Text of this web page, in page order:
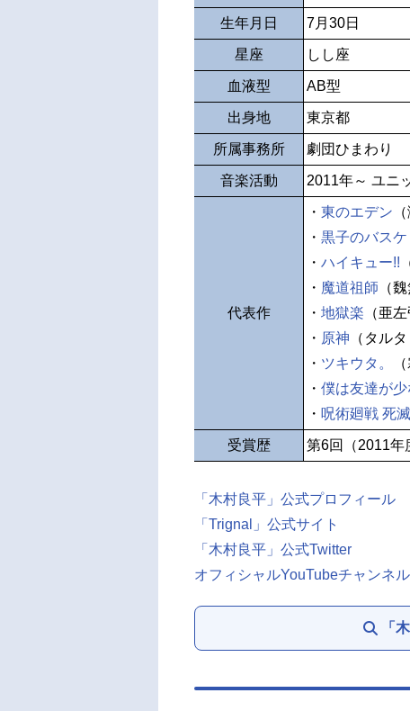
生年月日 7月30日
星座 しし座
血液型 AB型
出身地 東京都
所属事務所 劇団ひまわり
音楽活動 2011年～ ユニ
代表作
・ 東のエデン
・ 黒子のバスケ
・ ハイキュー!!
・ 魔道祖師 （
・ 地獄楽 （亜
・ 原神 （タルタ
・ ツキウタ。
・ 僕は友達が少
・ 呪術廻戦 死
受賞歴 第6回（2011年
「木村良平」公式プロフィール
「Trignal」公式サイト
「木村良平」公式Twitter
オフィシャルYouTubeチャンネ
「